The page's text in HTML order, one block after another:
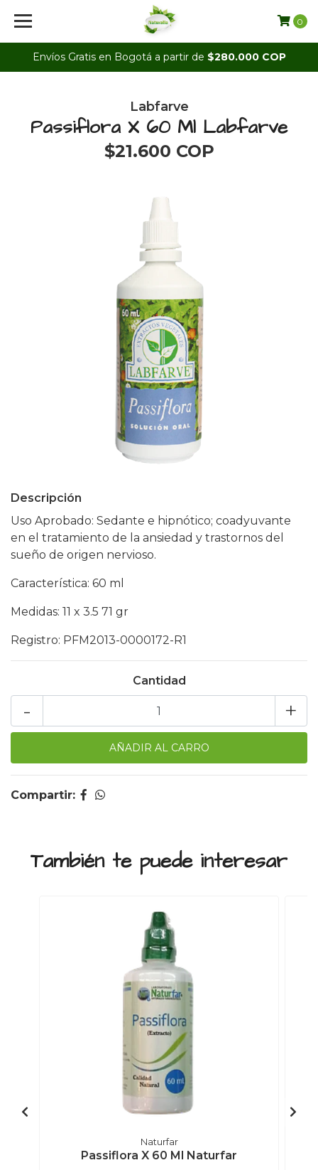
Envíos Gratis en Bogotá a partir de $280.000 COP
0
Labfarve
Passiflora X 60 Ml Labfarve
$21.600 COP
Descripción
Uso Aprobado: Sedante e hipnótico; coadyuvante
en el tratamiento de la ansiedad y trastornos del
sueño de origen nervioso.
Característica: 60 ml
Medidas: 11 x 3.5 71 gr
Registro: PFM2013-0000172-R1
Cantidad
+
-
Compartir:
También te puede interesar
Naturfar
Passiflora X 60 Ml Naturfar